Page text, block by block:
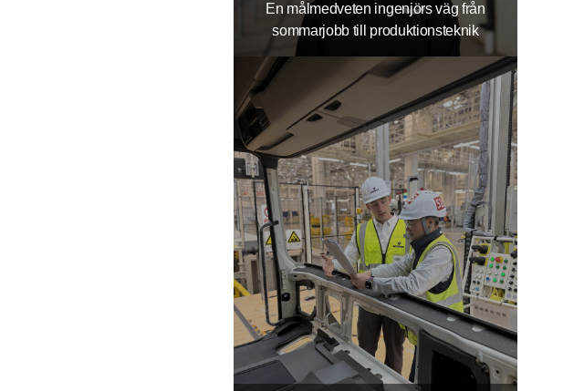
En målmedveten ingenjörs väg från
sommarjobb till produktionsteknik